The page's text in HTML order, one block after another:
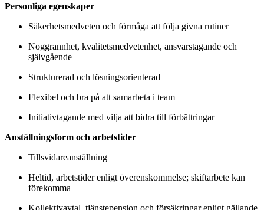
Personliga egenskaper
Säkerhetsmedveten och förmåga att följa givna rutiner
Noggrannhet, kvalitetsmedvetenhet, ansvarstagande och
självgående
Strukturerad och lösningsorienterad
Flexibel och bra på att samarbeta i team
Initiativtagande med vilja att bidra till förbättringar
Anställningsform och arbetstider
Tillsvidareanställning
Heltid, arbetstider enligt överenskommelse; skiftarbete kan
förekomma
Kollektivavtal, tjänstepension och försäkringar enligt gällande